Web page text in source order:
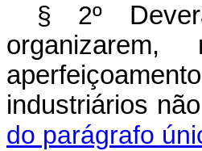
§ 2º
industriários
do parágrafo